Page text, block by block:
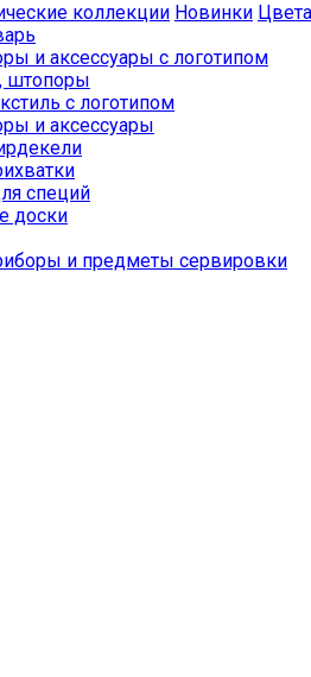
коллекции Новинки Цвета
и аксессуары с логотипом
штопоры
с логотипом
и аксессуары
специй
доски
и предметы сервировки